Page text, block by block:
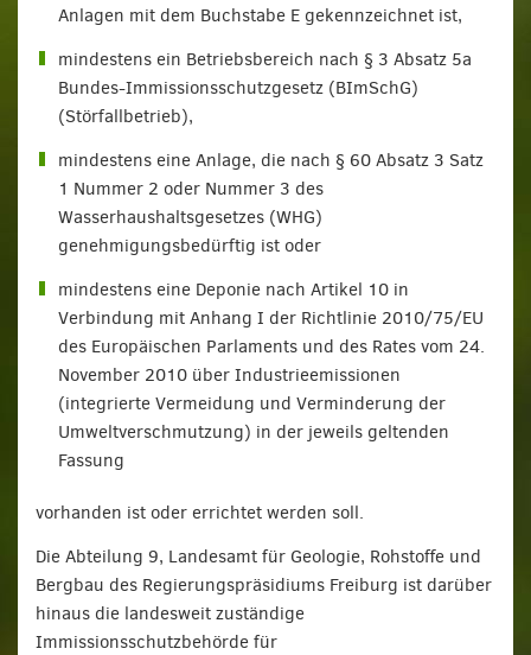
Anlagen mit dem Buchstabe E gekennzeichnet ist,
mindestens ein Betriebsbereich nach § 3 Absatz 5a
Bundes-Immissionsschutzgesetz (BImSchG)
(Störfallbetrieb),
mindestens eine Anlage, die nach § 60 Absatz 3 Satz
1 Nummer 2 oder Nummer 3 des
Wasserhaushaltsgesetzes (WHG)
genehmigungsbedürftig ist oder
mindestens eine Deponie nach Artikel 10 in
Verbindung mit Anhang I der Richtlinie 2010/75/EU
des Europäischen Parlaments und des Rates vom 24.
November 2010 über Industrieemissionen
(integrierte Vermeidung und Verminderung der
Umweltverschmutzung) in der jeweils geltenden
Fassung
vorhanden ist oder errichtet werden soll.
Die Abteilung 9, Landesamt für Geologie, Rohstoffe und
Bergbau des Regierungspräsidiums Freiburg ist darüber
hinaus die landesweit zuständige
Immissionsschutzbehörde für